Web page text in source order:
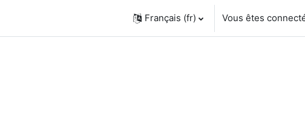
Français ‎(fr)‎ Vous êtes